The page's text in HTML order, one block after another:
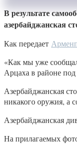
В результате
азербайджанская
Как передает
«Как мы уже
Арцаха в районе
Азербайджанская
никакого оружия, а
Азербайджанская
На прилагаемых